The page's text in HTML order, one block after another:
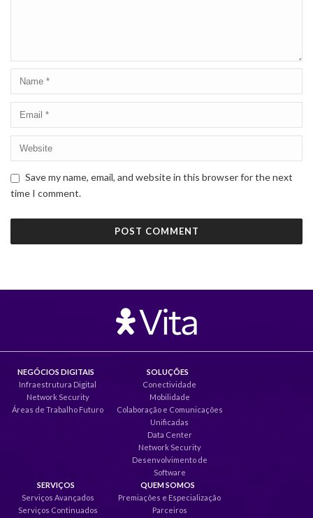
Save my name, email, and website in this browser for the next
time I comment.
NEGÓCIOS DIGITAIS
Infraestrutura Digital
Network Security
Áreas de Trabalho Futuro
SOLUÇÕES
Conectividade
Mobilidade
Colaboração e Comunicações
Unificadas
Data Center
Network Security
Desenvolvimento de
Software
SERVIÇOS
Serviços Avançados
Serviços Continuados
QUEM SOMOS
Premiações e Especialização
Parceiros